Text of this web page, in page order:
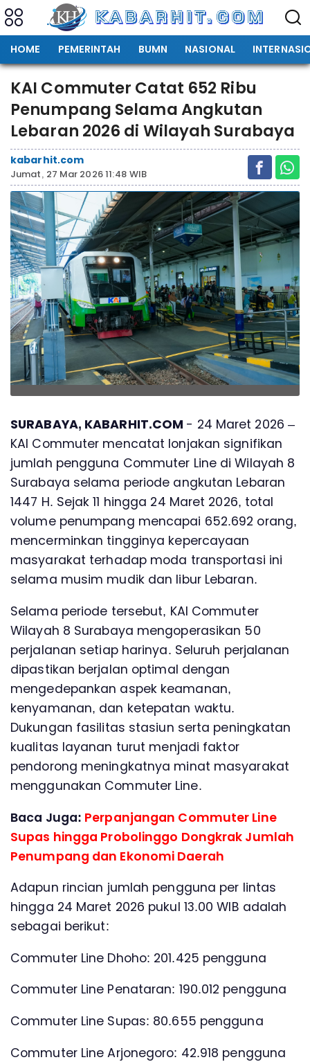
HOME PEMERINTAH BUMN NASIONAL
KAI Commuter Catat 652 Ribu
Penumpang Selama Angkutan
Lebaran 2026 di Wilayah Surabaya
kabarhit.com
Jumat, 27 Mar 2026 11:48 WIB
SURABAYA, KABARHIT.COM - 24 Maret 2026 –
KAI Commuter mencatat lonjakan signifikan
jumlah pengguna Commuter Line di Wilayah 8
Surabaya selama periode angkutan Lebaran
1447 H. Sejak 11 hingga 24 Maret 2026, total
volume penumpang mencapai 652.692 orang,
mencerminkan tingginya kepercayaan
masyarakat terhadap moda transportasi ini
selama musim mudik dan libur Lebaran.
Selama periode tersebut, KAI Commuter
Wilayah 8 Surabaya mengoperasikan 50
perjalanan setiap harinya. Seluruh perjalanan
dipastikan berjalan optimal dengan
mengedepankan aspek keamanan,
kenyamanan, dan ketepatan waktu.
Dukungan fasilitas stasiun serta peningkatan
kualitas layanan turut menjadi faktor
pendorong meningkatnya minat masyarakat
menggunakan Commuter Line.
Baca Juga: Perpanjangan Commuter Line
Supas hingga Probolinggo Dongkrak Jumlah
Penumpang dan Ekonomi Daerah
Adapun rincian jumlah pengguna per lintas
hingga 24 Maret 2026 pukul 13.00 WIB adalah
sebagai berikut:
Commuter Line Dhoho: 201.425 pengguna
Commuter Line Penataran: 190.012 pengguna
Commuter Line Supas: 80.655 pengguna
Commuter Line Arjonegoro: 42.918 pengguna